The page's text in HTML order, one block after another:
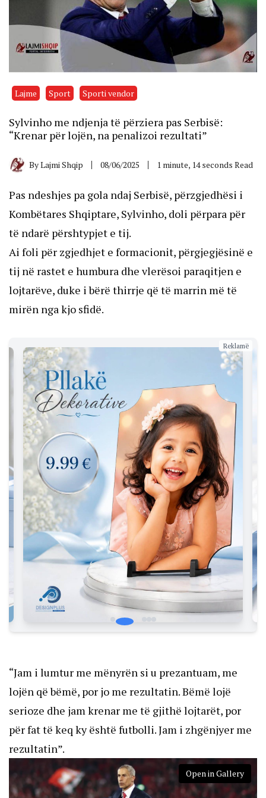
Lajme Sport Sporti vendor
Sylvinho me ndjenja të përziera pas Serbisë:
“Krenar për lojën, na penalizoi rezultati”
ByLajmi Shqip 08/06/2025 1 minute, 14 seconds Read
Pas ndeshjes pa gola ndaj Serbisë, përzgjedhësi i
Kombëtares Shqiptare, Sylvinho, doli përpara për
të ndarë përshtypjet e tij.
Ai foli për zgjedhjet e formacionit, përgjegjësinë e
tij në rastet e humbura dhe vlerësoi paraqitjen e
lojtarëve, duke i bërë thirrje që të marrin më të
mirën nga kjo sfidë.
Reklamë
“Jam i lumtur me mënyrën si u prezantuam, me
lojën që bëmë, por jo me rezultatin. Bëmë lojë
serioze dhe jam krenar me të gjithë lojtarët, por
për fat të keq ky është futbolli. Jam i zhgënjyer me
rezultatin”.
Open in Gallery